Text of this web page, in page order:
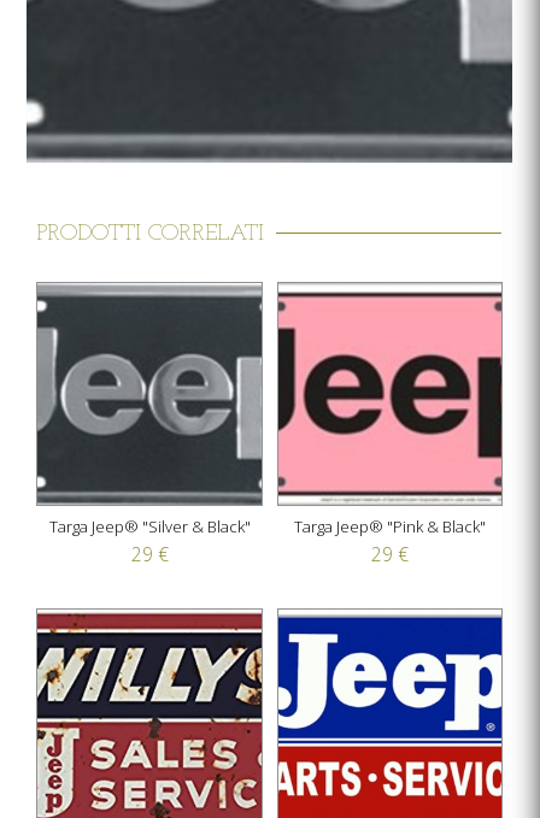
PRODOTTI CORRELATI
Targa Jeep® "Silver & Black"
29 €
Targa Jeep® "Pink & Black"
29 €